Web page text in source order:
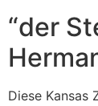
“der
Diese Kansas